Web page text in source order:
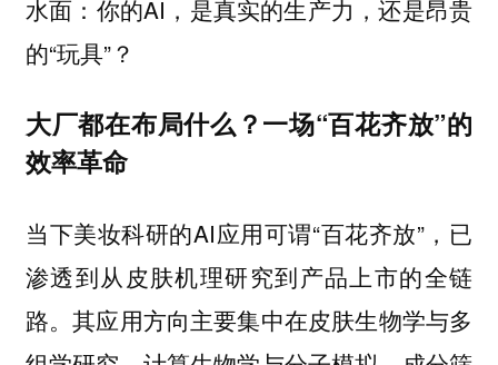
水面：你的AI，是真实的生产力，还是昂贵
的“玩具”？
大厂都在布局什么？一场“百花齐放”的
效率革命
当下美妆科研的AI应用可谓“百花齐放”，已
渗透到从皮肤机理研究到产品上市的全链
路。其应用方向主要集中在皮肤生物学与多